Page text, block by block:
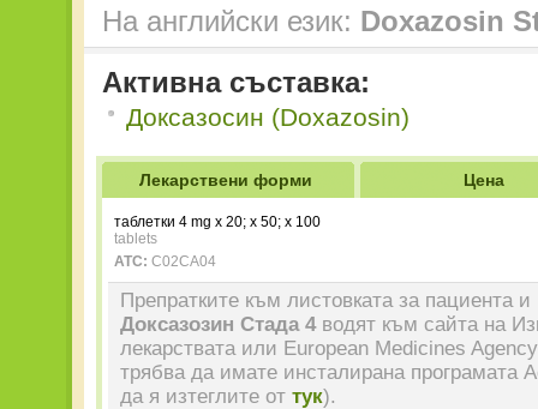
На английски език: Doxazosin
Активна съставка:
Доксазосин (Doxazosin)
Лекарствени форми Цена
таблетки 4 mg x 20; x 50; x 100
tablets
ATC: C02CA04
Препратките към листовката за пациента и
Доксазозин Стада 4водят към сайта на
лекарствата или European Medicines
трябва да имате инсталирана програмата
да я изтеглите от тук).